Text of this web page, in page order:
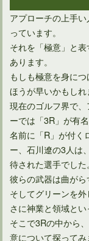
ゴルフでコックが
ゴルフ上達の鍵と
アプローチの上手
っています。
それを「極意」と
あります。
もしも極意を身に
ほうが早いかもしれ
現在のゴルフ界で
ーでは「3R」が有名
名前に「R」が付く
ー、石川遼の3人は
待された選手でした。
彼らの武器は曲がら
そしてグリーンを
さに神業と領域とい
そこで3Rの中から
意について探ってみ